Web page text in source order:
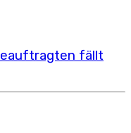
fällt